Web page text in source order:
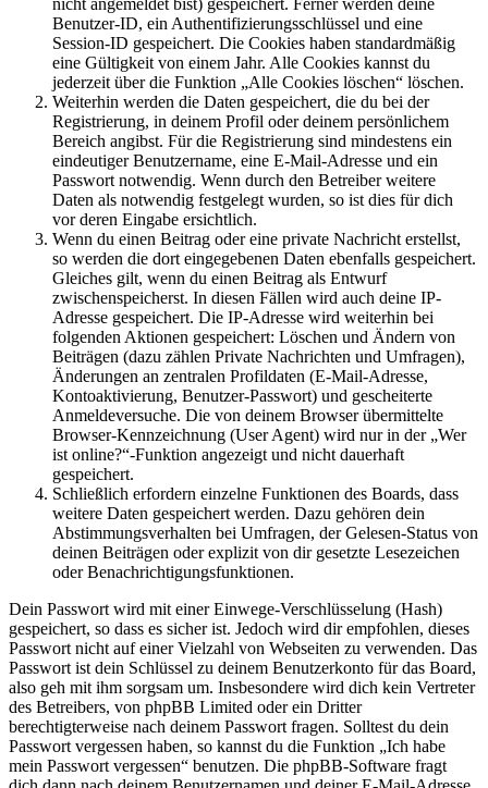
Benutzer-ID, ein Authentifizierungsschlüssel und eine
Session-ID gespeichert. Die Cookies haben standardmäßig
eine Gültigkeit von einem Jahr. Alle Cookies kannst du
jederzeit über die Funktion „Alle Cookies löschen“ löschen.
Weiterhin werden die Daten gespeichert, die du bei der
Registrierung, in deinem Profil oder deinem persönlichem
Bereich angibst. Für die Registrierung sind mindestens ein
eindeutiger Benutzername, eine E-Mail-Adresse und ein
Passwort notwendig. Wenn durch den Betreiber weitere
Daten als notwendig festgelegt wurden, so ist dies für dich
vor deren Eingabe ersichtlich.
Wenn du einen Beitrag oder eine private Nachricht erstellst,
so werden die dort eingegebenen Daten ebenfalls gespeichert.
Gleiches gilt, wenn du einen Beitrag als Entwurf
zwischenspeicherst. In diesen Fällen wird auch deine IP-
Adresse gespeichert. Die IP-Adresse wird weiterhin bei
folgenden Aktionen gespeichert: Löschen und Ändern von
Beiträgen (dazu zählen Private Nachrichten und Umfragen),
Änderungen an zentralen Profildaten (E-Mail-Adresse,
Kontoaktivierung, Benutzer-Passwort) und gescheiterte
Anmeldeversuche. Die von deinem Browser übermittelte
Browser-Kennzeichnung (User Agent) wird nur in der „Wer
ist online?“-Funktion angezeigt und nicht dauerhaft
gespeichert.
Schließlich erfordern einzelne Funktionen des Boards, dass
weitere Daten gespeichert werden. Dazu gehören dein
Abstimmungsverhalten bei Umfragen, der Gelesen-Status von
deinen Beiträgen oder explizit von dir gesetzte Lesezeichen
oder Benachrichtigungsfunktionen.
Dein Passwort wird mit einer Einwege-Verschlüsselung (Hash)
gespeichert, so dass es sicher ist. Jedoch wird dir empfohlen, dieses
Passwort nicht auf einer Vielzahl von Webseiten zu verwenden. Das
Passwort ist dein Schlüssel zu deinem Benutzerkonto für das Board,
also geh mit ihm sorgsam um. Insbesondere wird dich kein Vertreter
des Betreibers, von phpBB Limited oder ein Dritter
berechtigterweise nach deinem Passwort fragen. Solltest du dein
Passwort vergessen haben, so kannst du die Funktion „Ich habe
mein Passwort vergessen“ benutzen. Die phpBB-Software fragt